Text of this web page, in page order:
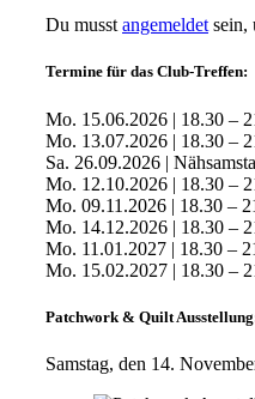
Du musst angemeldet sein,
Termine für das Club-Treffen:
Mo. 15.06.2026 | 18.30 –
Mo. 13.07.2026 | 18.30 –
Sa. 26.09.2026 |
Mo. 12.10.2026 | 18.30 –
Mo. 09.11.2026 | 18.30 –
Mo. 14.12.2026 | 18.30 –
Mo. 11.01.2027 | 18.30 –
Mo. 15.02.2027 | 18.30 –
Patchwork & Quilt
Samstag, den 14.